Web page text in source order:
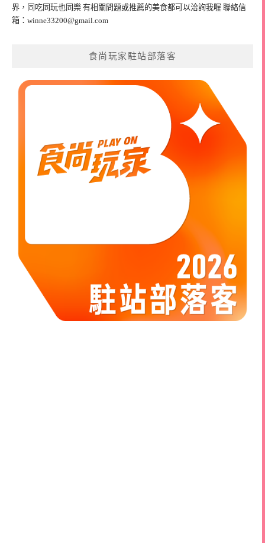
界，同吃同玩也同樂 有相關問題或推薦的美食都可以洽詢我喔 聯絡信
箱： winne33200@gmail.com
食尚玩家駐站部落客